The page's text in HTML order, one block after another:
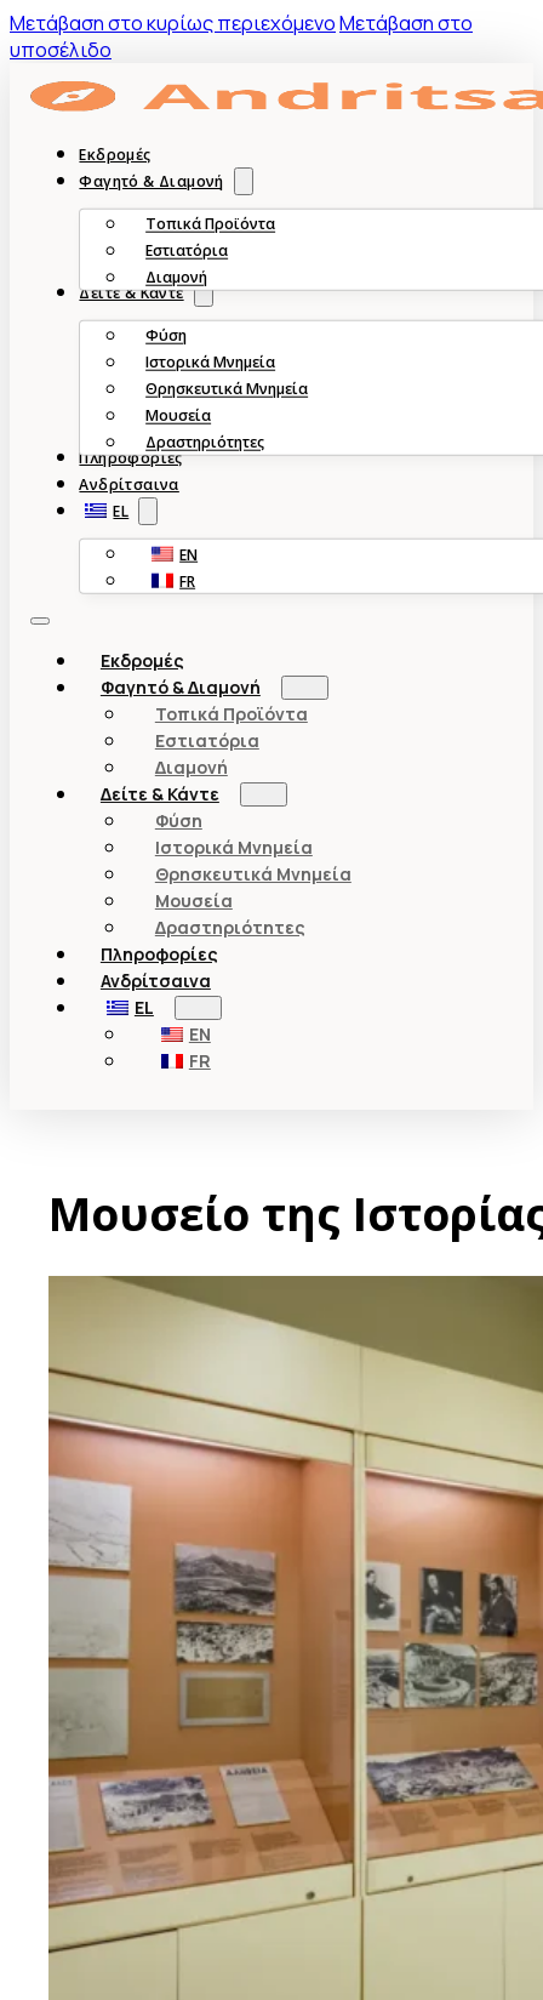
Mετάβαση στο κυρίως περιεχόμενοΜετάβαση στο
υποσέλιδο
Εκδρομές
Φαγητό & Διαμονή
Τοπικά Προϊόντα
Εστιατόρια
Διαμονή
Δείτε & Κάντε
Φύση
Ιστορικά Μνημεία
Θρησκευτικά Μνημεία
Μουσεία
Δραστηριότητες
Πληροφορίες
Ανδρίτσαινα
EL
EN
FR
Εκδρομές
Φαγητό & Διαμονή
Τοπικά Προϊόντα
Εστιατόρια
Διαμονή
Δείτε & Κάντε
Φύση
Ιστορικά Μνημεία
Θρησκευτικά Μνημεία
Μουσεία
Δραστηριότητες
Πληροφορίες
Ανδρίτσαινα
EL
EN
FR
Μουσείο της